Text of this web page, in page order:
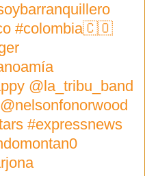
#colombia🇨🇴
@la_tribu_band
#expressnews